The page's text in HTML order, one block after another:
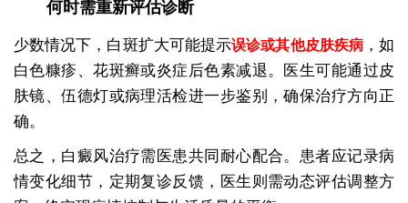
何时需重新评估诊断
少数情况下，白斑扩大可能提示误诊或其他皮肤疾病 ，如
白色糠疹、花斑癣或炎症后色素减退。医生可能通过皮
肤镜、伍德灯或病理活检进一步鉴别，确保治疗方向正
确。
总之，白癜风治疗需医患共同耐心配合。患者应记录病
情变化细节，定期复诊反馈，医生则需动态评估调整方